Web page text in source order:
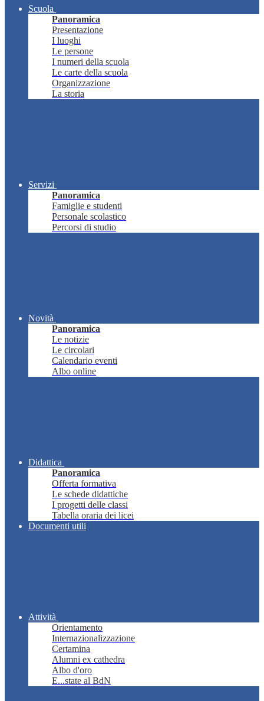
Scuola
Panoramica
Presentazione
I luoghi
Le persone
I numeri della scuola
Le carte della scuola
Organizzazione
La storia
Servizi
Panoramica
Famiglie e studenti
Personale scolastico
Percorsi di studio
Novità
Panoramica
Le notizie
Le circolari
Calendario eventi
Albo online
Didattica
Panoramica
Offerta formativa
Le schede didattiche
I progetti delle classi
Tabella oraria dei licei
Documenti utili
Attività
Orientamento
Internazionalizzazione
Certamina
Alumni ex cathedra
Albo d'oro
E...state al BdN